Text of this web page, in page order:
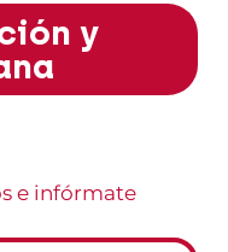
y
e infórmate